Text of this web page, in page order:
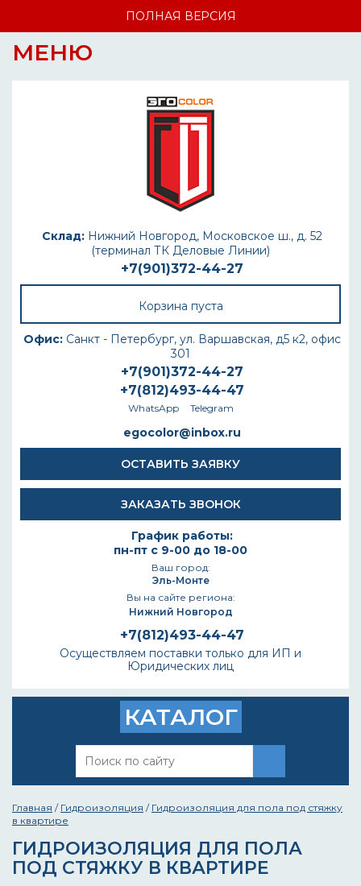
ПОЛНАЯ ВЕРСИЯ
МЕНЮ
Склад: Нижний Новгород, Московское ш., д. 52
(терминал ТК Деловые Линии)
+7(901)372-44-27
Корзина пуста
Офис: Санкт - Петербург, ул. Варшавская, д5 к2, офис
301
+7(901)372-44-27
+7(812)493-44-47
WhatsApp Telegram
egocolor@inbox.ru
ОСТАВИТЬ ЗАЯВКУ
ЗАКАЗАТЬ ЗВОНОК
График работы:
пн-пт с 9-00 до 18-00
Ваш город:
Эль-Монте
Вы на сайте региона:
Нижний Новгород
+7(812)493-44-47
Осуществляем поставки только для ИП и
Юридических лиц
КАТАЛОГ
Главная / Гидроизоляция / Гидроизоляция для пола под стяжку
в квартире
ГИДРОИЗОЛЯЦИЯ ДЛЯ ПОЛА
ПОД СТЯЖКУ В КВАРТИРЕ